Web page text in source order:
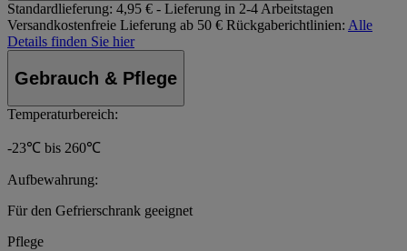
Standardlieferung: 4,95 € - Lieferung in 2-4 Arbeitstagen
Versandkostenfreie Lieferung ab 50 € Rückgaberichtlinien: Alle
Details finden Sie hier
Gebrauch & Pflege
Temperaturbereich:
-23℃ bis 260℃
Aufbewahrung:
Für den Gefrierschrank geeignet
Pflege